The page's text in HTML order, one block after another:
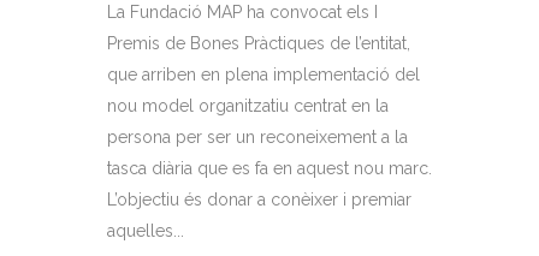
La Fundació MAP ha convocat els I
Premis de Bones Pràctiques de l’entitat,
que arriben en plena implementació del
nou model organitzatiu centrat en la
persona per ser un reconeixement a la
tasca diària que es fa en aquest nou marc.
L’objectiu és donar a conèixer i premiar
aquelles...